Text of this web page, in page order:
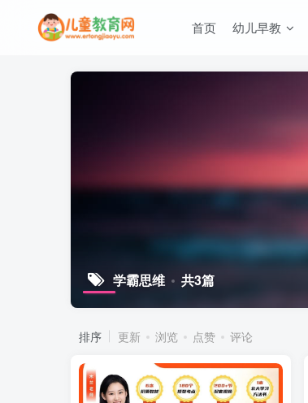
首页 幼儿早教
学霸思维 共3篇
排序 更新 浏览 点赞 评论